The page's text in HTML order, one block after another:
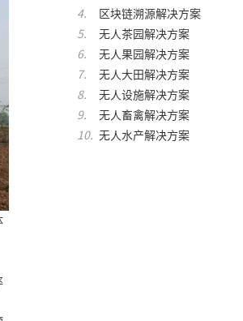
区块链溯源解决方案
无人茶园解决方案
无人果园解决方案
无人大田解决方案
无人设施解决方案
无人畜禽解决方案
无人水产解决方案